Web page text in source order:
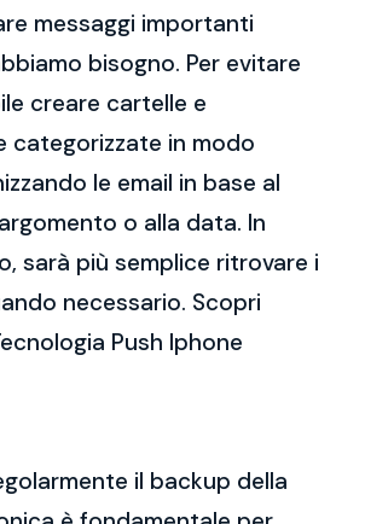
messaggi importanti
bisogno. Per evitare
creare cartelle e
in modo
le email in base al
o alla data. In
sarà più semplice ritrovare i
necessario. Scopri
Push Iphone
il backup della